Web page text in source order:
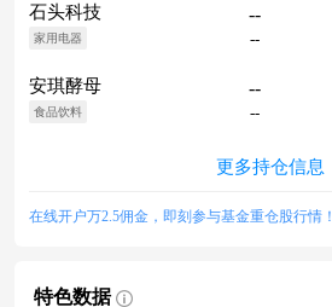
石头科技
家用电器
--
--
安琪酵母
食品饮料
--
--
更多持仓信息
在线开户万2.5佣金，即刻参与基金重仓股行情！
特色数据